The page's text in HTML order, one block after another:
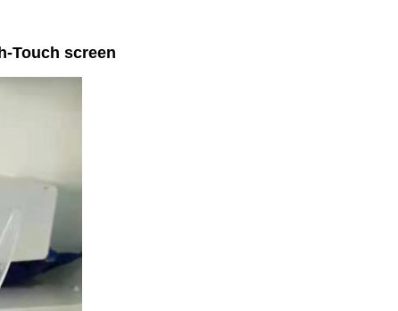
Touch screen